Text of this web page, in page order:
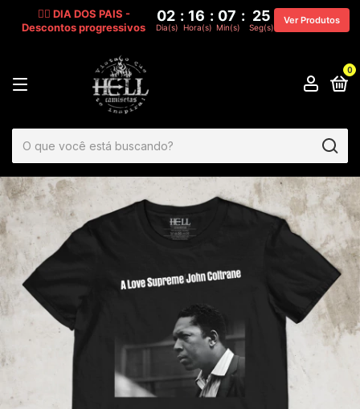
🧔‍♂️ DIA DOS PAIS -
Descontos progressivos
02 : 16 : 07 : 24
Dia(s) Hora(s) Min(s) Seg(s)
Ver Produtos
0